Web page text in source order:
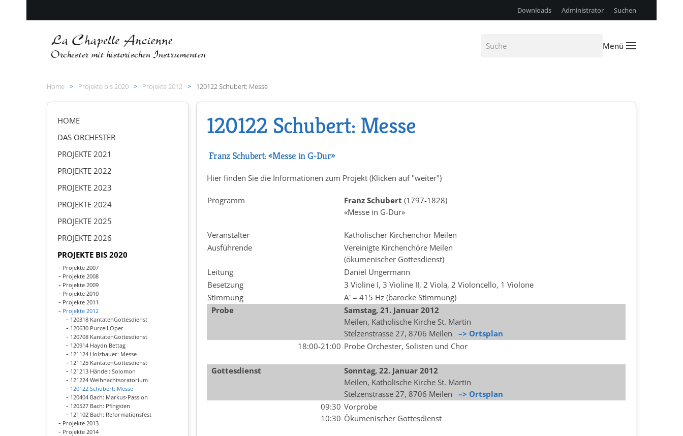
Downloads Administrator Suchen
Menü
Home Projekte bis 2020 Projekte 2012 120122 Schubert: Messe
120122 Schubert: Messe
Franz Schubert: «Messe in G-Dur»
Hier finden Sie die Informationen zum Projekt (Klicken auf "weiter")
Programm Franz Schubert (1797-1828)
«Messe in G-Dur»
Veranstalter
Katholischer Kirchenchor Meilen
Ausführende
Vereinigte Kirchenchöre Meilen
(ökumenischer Gottesdienst)
Leitung
Daniel Ungermann
Besetzung
3 Violine I, 3 Violine II, 2 Viola, 2 Violoncello, 1 Violone
Stimmung
A` = 415 Hz (barocke Stimmung)
Probe
Samstag, 21. Januar 2012
Meilen, Katholische Kirche St. Martin
Stelzenstrasse 27, 8706 Meilen –> Ortsplan
18:00-21:00 Probe Orchester, Solisten und Chor
Gottesdienst
Sonntag, 22. Januar 2012
Meilen, Katholische Kirche St. Martin
Stelzenstrasse 27, 8706 Meilen –> Ortsplan
09:30
10:30
Vorprobe
Ökumenischer Gottesdienst
HOME
DAS ORCHESTER
PROJEKTE 2021
PROJEKTE 2022
PROJEKTE 2023
PROJEKTE 2024
PROJEKTE 2025
PROJEKTE 2026
PROJEKTE BIS 2020
Projekte 2007
Projekte 2008
Projekte 2009
Projekte 2010
Projekte 2011
Projekte 2012
120318 KantatenGottesdienst
120630 Purcell Oper
120708 KantatenGottesdienst
120914 Haydn Bettag
121124 Holzbauer: Messe
121125 KantatenGottesdienst
121213 Händel: Solomon
121224 Weihnachtsoratorium
120122 Schubert: Messe
120404 Bach: Markus-Passion
120527 Bach: Pfingsten
121102 Bach: Reformationsfest
Projekte 2013
Projekte 2014